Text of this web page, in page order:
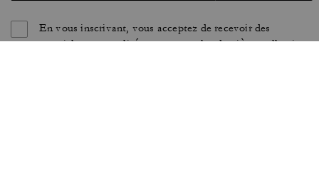
En vous inscrivant, vous acceptez de recevoir des
courriels personnalisés concernant les dernières collections